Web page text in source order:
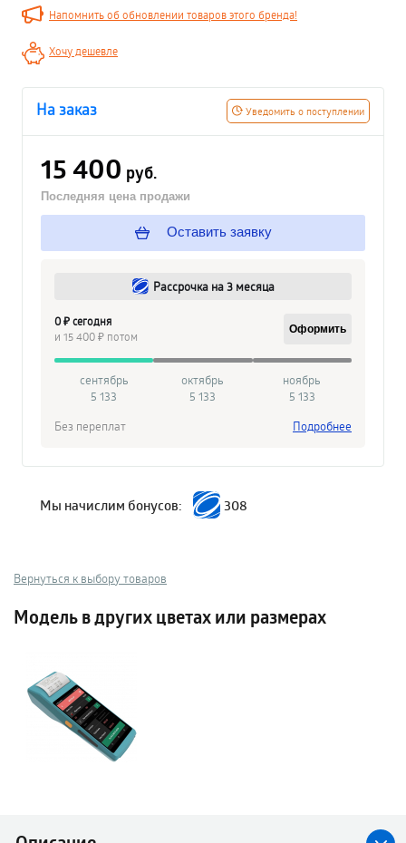
Напомнить об обновлении товаров этого бренда!
Хочу дешевле
Уведомить о поступлении
На заказ
15 400 руб.
Последняя цена продажи
Оставить заявку
Рассрочка на 3 месяца
0 ₽ сегодня
и 15 400 ₽ потом
Оформить
сентябрь
5 133
октябрь
5 133
ноябрь
5 133
Без переплат
Подробнее
Мы начислим бонусов: 308
Вернуться к выбору товаров
Модель в других цветах или размерах